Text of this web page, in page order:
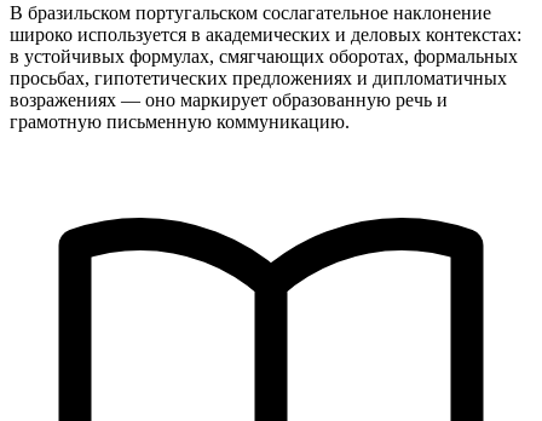
В бразильском португальском сослагательное наклонение
широко используется в академических и деловых контекстах:
в устойчивых формулах, смягчающих оборотах, формальных
просьбах, гипотетических предложениях и дипломатичных
возражениях — оно маркирует образованную речь и
грамотную письменную коммуникацию.